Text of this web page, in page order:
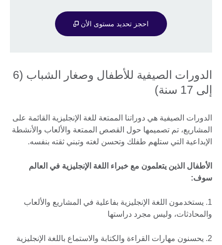
احجز تحديد مستوى الأن
الدورات الصيفية للأطفال وصغار الشباب (6
إلى 17 سنة)
الدورات الصيفية هي دوراتنا الممتعة للغة الإنجليزية القائمة على
المشاريع، تم تصميمها حول القصص الممتعة والألعاب والأنشطة
الإبداعية التي ستلهم طفلك وتحسن لغته وتبني ثقته بنفسه.
الأطفال الذين يتعلمون مع خبراء اللغة الإنجليزية في العالم
سوف:
1. يستخدمون اللغة الإنجليزية بفاعلية في المشاريع والألعاب
والمحادثات، وليس مجرد دراستها
2. يحسنون مهارات القراءة والكتابة والاستماع باللغة الإنجليزية